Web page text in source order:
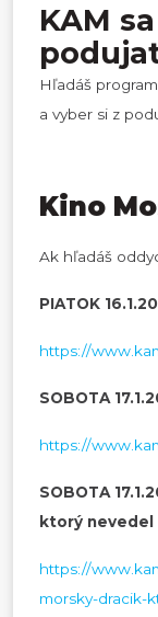
KAM
Hľadáš
a vyber si z
Kino
Ak hľadáš
PIATOK
https://
SOBOTA
https://
SOBOTA
ktorý nevedel
https://
morsky-dracik-